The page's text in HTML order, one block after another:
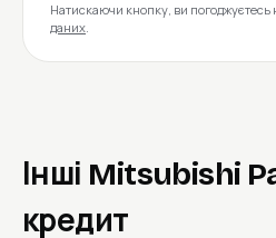
Натискаючи кнопку, ви погоджуєтесь
даних.
Інші Mitsubishi
кредит